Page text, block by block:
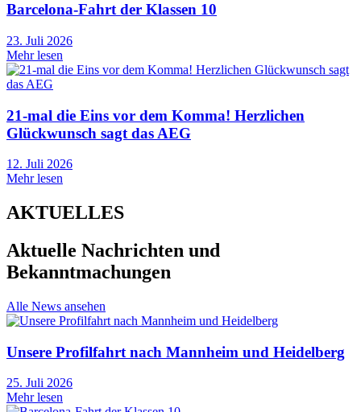
Barcelona-Fahrt der Klassen 10
23. Juli 2026
Mehr lesen
21-mal die Eins vor dem Komma! Herzlichen
Glückwunsch sagt das AEG
12. Juli 2026
Mehr lesen
AKTUELLES
Aktuelle Nachrichten und
Bekanntmachungen
Alle News ansehen
Unsere Profilfahrt nach Mannheim und Heidelberg
25. Juli 2026
Mehr lesen